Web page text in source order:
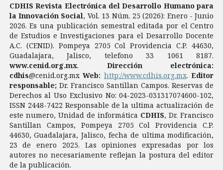
CDHIS Revista Electrónica del Desarrollo Humano para
la Innovación Social, Vol. 13 Núm. 25 (2026): Enero - Junio
2026. Es una publicación semestral editada por el Centro
de Estudios e Investigaciones para el Desarrollo Docente
A.C. (CENID). Pompeya 2705 Col Providencia C.P. 44630,
Guadalajara, Jalisco, telefono 33 1061 8187.
www.cenid.org.mx. Dirección electrónica:
cdhis@cenid.org.mxWeb: http://www.cdhis.org.mx. Editor
responsable; Dr. Francisco Santillan Campos. Reservas de
Derechos al Uso Exclusivo No: 04-2023-031317074600-102,
ISSN 2448-7422 Responsable de la ultima actualización de
este numero, Unidad de informática CDHIS, Dr. Francisco
Santillan Campos, Pompeya 2705 Col Providencia C.P.
44630, Guadalajara, Jalisco, fecha de ultima modificación,
23 de enero 2025. Las opiniones expresadas por los
autores no necesariamente reflejan la postura del editor
de la publicación.